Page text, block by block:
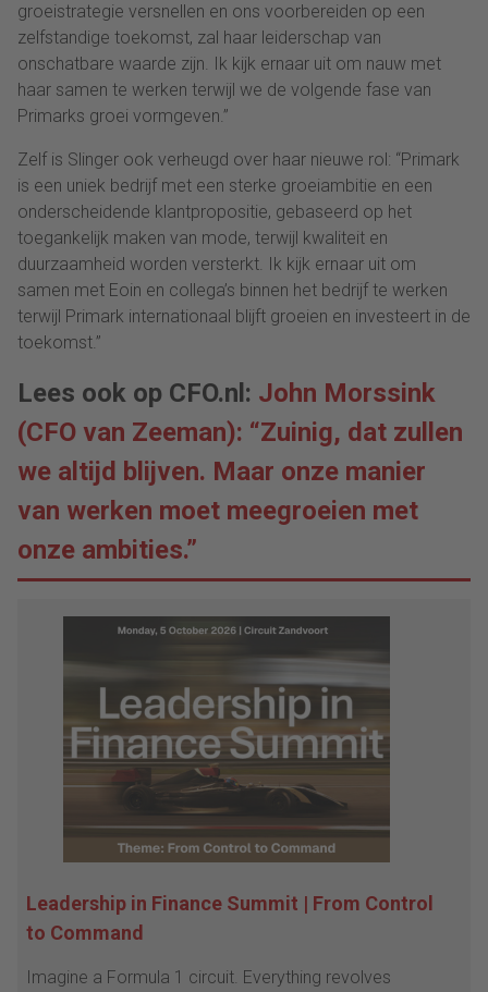
groeistrategie versnellen en ons voorbereiden op een
zelfstandige toekomst, zal haar leiderschap van
onschatbare waarde zijn. Ik kijk ernaar uit om nauw met
haar samen te werken terwijl we de volgende fase van
Primarks groei vormgeven.”
Zelf is Slinger ook verheugd over haar nieuwe rol: “Primark
is een uniek bedrijf met een sterke groeiambitie en een
onderscheidende klantpropositie, gebaseerd op het
toegankelijk maken van mode, terwijl kwaliteit en
duurzaamheid worden versterkt. Ik kijk ernaar uit om
samen met Eoin en collega’s binnen het bedrijf te werken
terwijl Primark internationaal blijft groeien en investeert in de
toekomst.”
Lees ook op CFO.nl: John Morssink
(CFO van Zeeman): “Zuinig, dat zullen
we altijd blijven. Maar onze manier
van werken moet meegroeien met
onze ambities.”
Leadership in Finance Summit | From Control
to Command
Imagine a Formula 1 circuit. Everything revolves